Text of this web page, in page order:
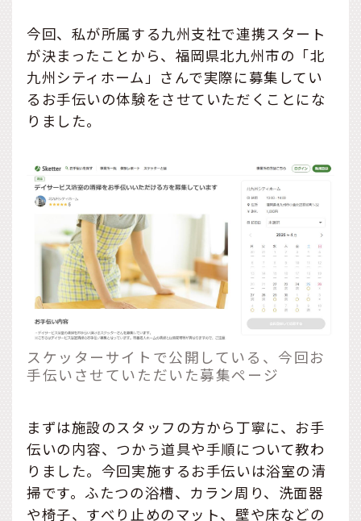
今回、私が所属する九州支社で連携スタート
が決まったことから、福岡県北九州市の「北
九州シティホーム」さんで実際に募集してい
るお手伝いの体験をさせていただくことにな
りました。
スケッターサイトで公開している、今回お
手伝いさせていただいた募集ページ
まずは施設のスタッフの方から丁寧に、お手
伝いの内容、つかう道具や手順について教わ
りました。今回実施するお手伝いは浴室の清
掃です。ふたつの浴槽、カラン周り、洗面器
や椅子、すべり止めのマット、壁や床などの